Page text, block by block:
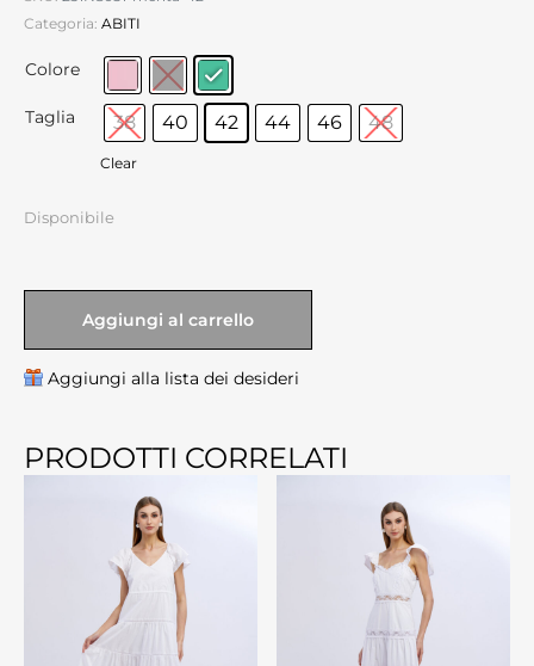
Categoria: ABITI
Colore
Taglia 38 40 42 44 46 48
Clear
Disponibile
Aggiungi al carrello
Aggiungi alla lista dei desideri
PRODOTTI CORRELATI